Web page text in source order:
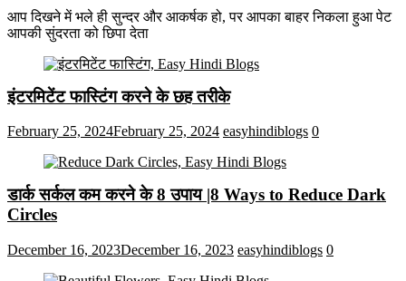
आप दिखने में भले ही सुन्दर और आकर्षक हो, पर आपका बाहर निकला हुआ पेट
आपकी सुंदरता को छिपा देता
इंटरमिटेंट फास्टिंग करने के छह तरीके
February 25, 2024February 25, 2024 easyhindiblogs 0
डार्क सर्कल कम करने के 8 उपाय |8 Ways to Reduce Dark
Circles
December 16, 2023December 16, 2023 easyhindiblogs 0